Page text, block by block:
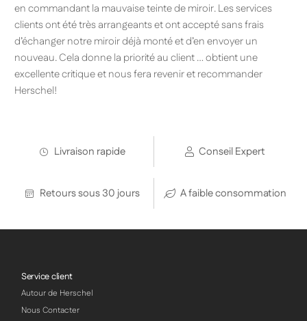
en commandant la mauvaise teinte de miroir. Les services
clients ont été très arrangeants et ont accepté sans frais
d’échanger notre miroir déjà monté et d’en envoyer un
nouveau. Cela donne la priorité au client … obtient une
excellente critique et nous fera revenir et recommander
Herschel!
Livraison rapide Conseil Expert
Retours sous 30 jours A faible consommation
Service client
Autour de Herschel
Nous Contacter